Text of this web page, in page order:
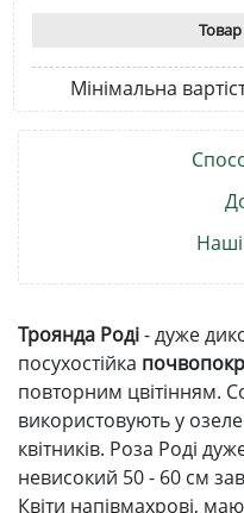
Товар
Мінімальна
Троянда Роді- дуже
посухостійка
повторним цвітінням.
використовують у
квітників. Роза Роді
невисокий 50 - 60 см
Квіти напівмахрові,